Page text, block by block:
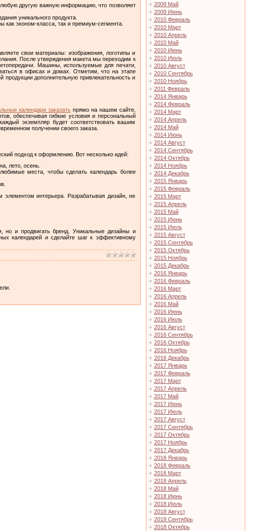
другую важную информацию, что позволяет
уникального продукта.
как эконом-класса, так и премиум-сегмента.
свои материалы: изображения, логотипы и
После утверждения макета мы переходим к
Машины, используемые для печати,
в офисах и домах. Отметим, что на этапе
дополнительную привлекательность и
календари заказатьпрямо на нашем сайте,
обеспечивая гибкие условия и персональный
экземпляр будет соответствовать вашим
получении своего заказа.
подход к оформлению. Вот несколько идей:
лето, осень.
места, чтобы сделать календарь более
интерьера. Разрабатывая дизайн, не
но и продвигать бренд. Уникальные дизайны и
календарей и сделайте шаг к эффективному
2009 Май
2009 Июнь
2010 Февраль
2010 Март
2010 Апрель
2010 Май
2010 Июнь
2010 Июль
2010 Август
2010 Сентябрь
2010 Ноябрь
2011 Февраль
2014 Январь
2014 Февраль
2014 Март
2014 Апрель
2014 Май
2014 Июнь
2014 Август
2014 Сентябрь
2014 Октябрь
2014 Ноябрь
2014 Декабрь
2015 Январь
2015 Февраль
2015 Март
2015 Апрель
2015 Май
2015 Июнь
2015 Июль
2015 Август
2015 Сентябрь
2015 Октябрь
2015 Ноябрь
2015 Декабрь
2016 Январь
2016 Февраль
2016 Март
2016 Апрель
2016 Май
2016 Июнь
2016 Июль
2016 Август
2016 Сентябрь
2016 Октябрь
2016 Ноябрь
2016 Декабрь
2017 Январь
2017 Февраль
2017 Март
2017 Апрель
2017 Май
2017 Июнь
2017 Июль
2017 Август
2017 Сентябрь
2017 Октябрь
2017 Ноябрь
2017 Декабрь
2018 Январь
2018 Февраль
2018 Март
2018 Апрель
2018 Май
2018 Июнь
2018 Июль
2018 Август
2018 Сентябрь
2018 Октябрь